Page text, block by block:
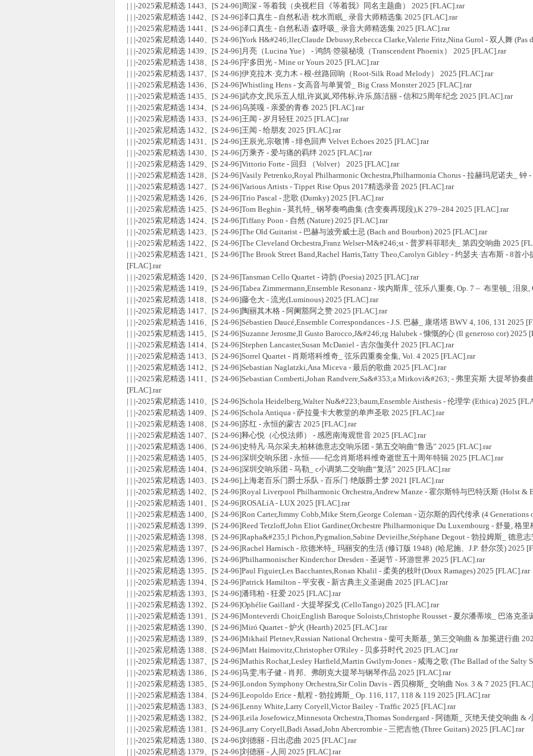
| | |-2025索尼精选 1443、[S 24-96]周深 - 等着我（央视栏目《等着我》同名主题曲） 2025 [FLAC].rar
| | |-2025索尼精选 1442、[S 24-96]泽口真生 - 自然私语·枕水而眠_ 录音大师精选集 2025 [FLAC].rar
| | |-2025索尼精选 1441、[S 24-96]泽口真生 - 自然私语·森呼吸_ 录音大师精选集 2025 [FLAC].rar
| | |-2025索尼精选 1440、[S 24-96]York H&#246;ller,Claude Debussy,Rebecca Clarke,Valerie Fritz,Nina Gurol - 双人舞 (Pas
| | |-2025索尼精选 1439、[S 24-96]月亮（Lucina Yue） - 鸿鹄·箜篌秘境（Transcendent Phoenix） 2025 [FLAC].rar
| | |-2025索尼精选 1438、[S 24-96]宇多田光 - Mine or Yours 2025 [FLAC].rar
| | |-2025索尼精选 1437、[S 24-96]伊克拉木·克力木 - 根-丝路回响（Root-Silk Road Melody） 2025 [FLAC].rar
| | |-2025索尼精选 1436、[S 24-96]Whistling Hens - 女高音与单簧管_ Big Crass Monster 2025 [FLAC].rar
| | |-2025索尼精选 1435、[S 24-96]武亦文,民乐五人组,许岚岚,邓伟标,许乐,陈洁丽 - 信和25周年纪念 2025 [FLAC].rar
| | |-2025索尼精选 1434、[S 24-96]乌英嘎 - 亲爱的青春 2025 [FLAC].rar
| | |-2025索尼精选 1433、[S 24-96]王闻 - 岁月轻狂 2025 [FLAC].rar
| | |-2025索尼精选 1432、[S 24-96]王闻 - 给朋友 2025 [FLAC].rar
| | |-2025索尼精选 1431、[S 24-96]王辰光,宗敬博 - 绯色回声 Velvet Echoes 2025 [FLAC].rar
| | |-2025索尼精选 1430、[S 24-96]万乘齐 - 爱与痛的羁绊 2025 [FLAC].rar
| | |-2025索尼精选 1429、[S 24-96]Vittorio Forte - 回归 （Volver） 2025 [FLAC].rar
| | |-2025索尼精选 1428、[S 24-96]Vasily Petrenko,Royal Philharmonic Orchestra,Philharmonia Chorus - 拉赫玛尼诺夫_ 钟
| | |-2025索尼精选 1427、[S 24-96]Various Artists - Tippet Rise Opus 2017精选录音 2025 [FLAC].rar
| | |-2025索尼精选 1426、[S 24-96]Trio Pascal - 悲歌 (Dumky) 2025 [FLAC].rar
| | |-2025索尼精选 1425、[S 24-96]Tom Beghin - 莫扎特_ 钢琴奏鸣曲集 (含变奏再现段),K 279–284 2025 [FLAC].rar
| | |-2025索尼精选 1424、[S 24-96]Tiffany Poon - 自然 (Nature) 2025 [FLAC].rar
| | |-2025索尼精选 1423、[S 24-96]The Old Guitarist - 巴赫与波旁威士忌 (Bach and Bourbon) 2025 [FLAC].rar
| | |-2025索尼精选 1422、[S 24-96]The Cleveland Orchestra,Franz Welser-M&#246;st - 普罗科菲耶夫_ 第四交响曲 2025
| | |-2025索尼精选 1421、[S 24-96]The Brook Street Band,Rachel Harris,Tatty Theo,Carolyn Gibley - 约瑟夫·吉布斯 - 8首
[FLAC].rar
| | |-2025索尼精选 1420、[S 24-96]Tansman Cello Quartet - 诗韵 (Poesia) 2025 [FLAC].rar
| | |-2025索尼精选 1419、[S 24-96]Tabea Zimmermann,Ensemble Resonanz - 埃内斯库_ 弦乐八重奏, Op. 7 – 布里顿_ 泪泉,
| | |-2025索尼精选 1418、[S 24-96]藤仓大 - 流光(Luminous) 2025 [FLAC].rar
| | |-2025索尼精选 1417、[S 24-96]陶丽其木格 - 阿阑豁阿之赞 2025 [FLAC].rar
| | |-2025索尼精选 1416、[S 24-96]Sébastien Daucé,Ensemble Correspondances - J.S. 巴赫_ 康塔塔 BWV 4, 106, 131 2025
| | |-2025索尼精选 1415、[S 24-96]Suzanne Jerosme,Il Gusto Barocco,J&#246;rg Halubek - 慷慨的心 (Il generoso cor) 2025
| | |-2025索尼精选 1414、[S 24-96]Stephen Lancaster,Susan McDaniel - 吉尔伽美什 2025 [FLAC].rar
| | |-2025索尼精选 1413、[S 24-96]Sorrel Quartet - 肖斯塔科维奇_ 弦乐四重奏全集, Vol. 4 2025 [FLAC].rar
| | |-2025索尼精选 1412、[S 24-96]Sebastian Naglatzki,Ana Miceva - 最后的歌曲 2025 [FLAC].rar
| | |-2025索尼精选 1411、[S 24-96]Sebastian Comberti,Johan Randvere,Sa&#353;a Mirkovi&#263; - 弗里宾斯 大提琴协
[FLAC].rar
| | |-2025索尼精选 1410、[S 24-96]Schola Heidelberg,Walter Nu&#223;baum,Ensemble Aisthesis - 伦理学 (Ethica) 2025
| | |-2025索尼精选 1409、[S 24-96]Schola Antiqua - 萨拉曼卡大教堂的单声圣歌 2025 [FLAC].rar
| | |-2025索尼精选 1408、[S 24-96]苏红 - 永恒的蒙古 2025 [FLAC].rar
| | |-2025索尼精选 1407、[S 24-96]释心悦（心悦法师） - 感恩南海观世音 2025 [FLAC].rar
| | |-2025索尼精选 1406、[S 24-96]史特凡·马尔采夫,柏林德意志交响乐团 - 第五交响曲“鲁迅” 2025 [FLAC].rar
| | |-2025索尼精选 1405、[S 24-96]深圳交响乐团 - 永恒——纪念肖斯塔科维奇逝世五十周年特辑 2025 [FLAC].rar
| | |-2025索尼精选 1404、[S 24-96]深圳交响乐团 - 马勒_ c小调第二交响曲“复活” 2025 [FLAC].rar
| | |-2025索尼精选 1403、[S 24-96]上海老百乐门爵士乐队 - 百乐门·绝版爵士梦 2021 [FLAC].rar
| | |-2025索尼精选 1402、[S 24-96]Royal Liverpool Philharmonic Orchestra,Andrew Manze - 霍尔斯特与巴特沃斯 (Holst &
| | |-2025索尼精选 1401、[S 24-96]ROSALíA - LUX 2025 [FLAC].rar
| | |-2025索尼精选 1400、[S 24-96]Ron Carter,Jimmy Cobb,Mike Stern,George Coleman - 迈尔斯的四代传承 (4
| | |-2025索尼精选 1399、[S 24-96]Reed Tetzloff,John Eliot Gardiner,Orchestre Philharmonique Du Luxembourg - 舒曼, 格
| | |-2025索尼精选 1398、[S 24-96]Rapha&#235;l Pichon,Pygmalion,Sabine Devieilhe,Stéphane Degout - 勃拉姆斯_ 德意
| | |-2025索尼精选 1397、[S 24-96]Rachel Harnisch - 欣德米特_ 玛丽安的生活 (修订版 1948) (哈尼施、J.P. 舒尔茨) 2025
| | |-2025索尼精选 1396、[S 24-96]Philharmonischer Kinderchor Dresden - 圣诞节 - 环游世界 2025 [FLAC].rar
| | |-2025索尼精选 1395、[S 24-96]Paul Figuier,Les Bacchantes,Ronan Khalil - 柔美的枝叶(Doux Ramages) 2025 [FLAC].rar
| | |-2025索尼精选 1394、[S 24-96]Patrick Hamilton - 平安夜 - 新古典主义圣诞曲 2025 [FLAC].rar
| | |-2025索尼精选 1393、[S 24-96]潘玮柏 - 狂爱 2025 [FLAC].rar
| | |-2025索尼精选 1392、[S 24-96]Ophélie Gaillard - 大提琴探戈 (CelloTango) 2025 [FLAC].rar
| | |-2025索尼精选 1391、[S 24-96]Monteverdi Choir,English Baroque Soloists,Christophe Rousset - 夏尔潘蒂埃_ 巴洛克圣
| | |-2025索尼精选 1390、[S 24-96]Miró Quartet - 炉火 (Hearth) 2025 [FLAC].rar
| | |-2025索尼精选 1389、[S 24-96]Mikhail Pletnev,Russian National Orchestra - 柴可夫斯基_ 第三交响曲 & 加冕进行曲
| | |-2025索尼精选 1388、[S 24-96]Matt Haimovitz,Christopher O'Riley - 贝多芬时代 2025 [FLAC].rar
| | |-2025索尼精选 1387、[S 24-96]Mathis Rochat,Lesley Hatfield,Martin Gwilym-Jones - 咸海之歌 (The Ballad of the Salty
| | |-2025索尼精选 1386、[S 24-96]马雯,韦子健 - 肖邦、弗朗克大提琴与钢琴作品 2025 [FLAC].rar
| | |-2025索尼精选 1385、[S 24-96]London Symphony Orchestra,Sir Colin Davis - 西贝柳斯_ 交响曲 Nos. 3 & 7 2025
| | |-2025索尼精选 1384、[S 24-96]Leopoldo Erice - 航程 - 勃拉姆斯_ Op. 116, 117, 118 & 119 2025 [FLAC].rar
| | |-2025索尼精选 1383、[S 24-96]Lenny White,Larry Coryell,Victor Bailey - Traffic 2025 [FLAC].rar
| | |-2025索尼精选 1382、[S 24-96]Leila Josefowicz,Minnesota Orchestra,Thomas Sondergard - 阿德斯_ 灭绝天使交响曲 &
| | |-2025索尼精选 1381、[S 24-96]Larry Coryell,Badi Assad,John Abercrombie - 三把吉他 (Three Guitars) 2025 [FLAC].rar
| | |-2025索尼精选 1380、[S 24-96]刘德丽 - 日出恋曲 2025 [FLAC].rar
| | |-2025索尼精选 1379、[S 24-96]刘德丽 - 人间 2025 [FLAC].rar